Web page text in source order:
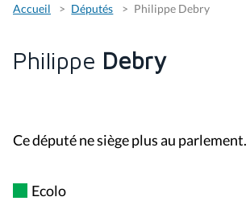
Accueil Députés Philippe Debry
Philippe Debry
Ce député ne siège plus au parlement.
Ecolo